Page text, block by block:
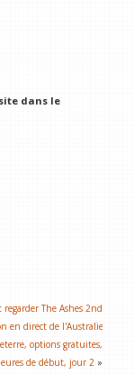
dans le
regarder The Ashes 2nd
en direct de l'Australie
options gratuites,
de début, jour 2 »